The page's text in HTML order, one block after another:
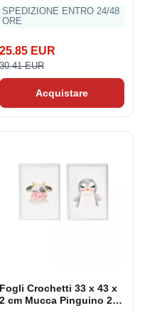
SPEDIZIONE ENTRO 24/48
ORE
25.85 EUR
30.41 EUR
Acquistare
Fogli Crochetti 33 x 43 x
2 cm Mucca Pinguino 2